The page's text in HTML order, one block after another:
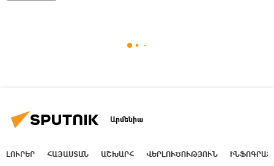
Արմենիա
ԼՈՒՐԵՐ ՀԱՅԱՍՏԱՆ ԱՇԽԱՐՀ ՎԵՐԼՈՒԾՈՒԹՅՈՒՆ